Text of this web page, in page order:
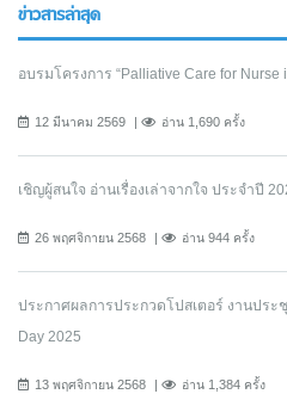
ข่าวสารล่าสุด
อบรมโครงการ “Palliative Care for Nurse
12 มีนาคม 2569 อ่าน 1,690 ครั้ง
เชิญผู้สนใจ อ่านเรื่องเล่าจากใจ ประจำปี
26 พฤศจิกายน 2568 อ่าน 944 ครั้ง
ประกาศผลการประกวดโปสเตอร์ งานประ
Day 2025
13 พฤศจิกายน 2568 อ่าน 1,384 ครั้ง